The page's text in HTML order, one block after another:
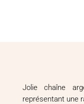
Jolie chaîne
représentant une